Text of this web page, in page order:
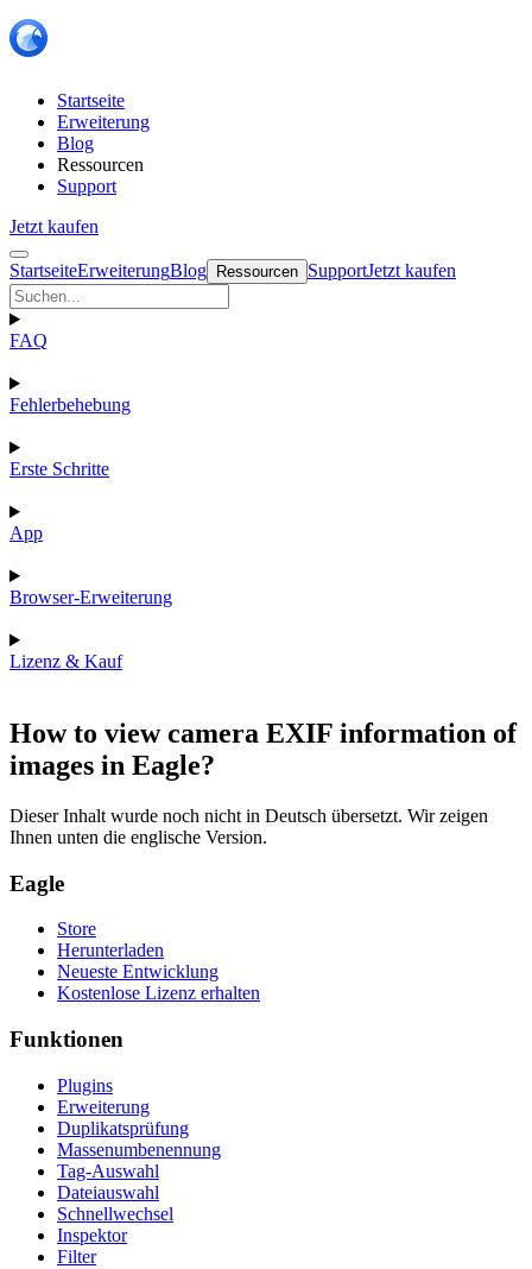
Startseite
Erweiterung
Blog
Ressourcen
Support
Jetzt kaufen
StartseiteErweiterungBlog Ressourcen SupportJetzt kaufen
FAQ
Fehlerbehebung
Erste Schritte
App
Browser-Erweiterung
Lizenz & Kauf
How to view camera EXIF information of
images in Eagle?
Dieser Inhalt wurde noch nicht in Deutsch übersetzt. Wir zeigen
Ihnen unten die englische Version.
Eagle
Store
Herunterladen
Neueste Entwicklung
Kostenlose Lizenz erhalten
Funktionen
Plugins
Erweiterung
Duplikatsprüfung
Massenumbenennung
Tag-Auswahl
Dateiauswahl
Schnellwechsel
Inspektor
Filter